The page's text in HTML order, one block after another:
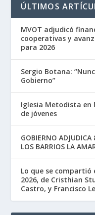
ÚLTIMOS
MVOT adjudicó
cooperativas y
para 2026
Sergio Botana:
Gobierno”
Iglesia Metodista en
de jóvenes
GOBIERNO
LOS BARRIOS LA
Lo que se compartió
2026, de Cristhian
Castro, y Francisco